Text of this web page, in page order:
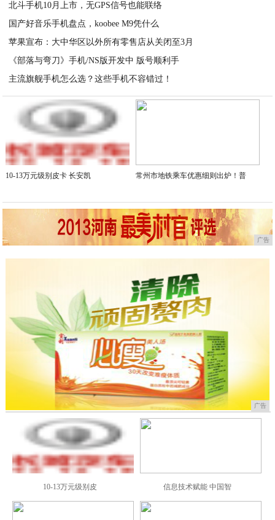
北斗手机10月上市，无GPS信号也能联络
国产好音乐手机盘点，koobee M9凭什么
苹果宣布：大中华区以外所有零售店从关闭至3月
《部落与弯刀》手机/NS版开发中 版号顺利手
主流旗舰手机怎么选？这些手机不容错过！
2020-05-17
10-13万元级别皮卡 长安凯 常州市地铁乘车优惠细则出炉！普
广告
广告
10-13万元级别皮 信息技术赋能 中国智